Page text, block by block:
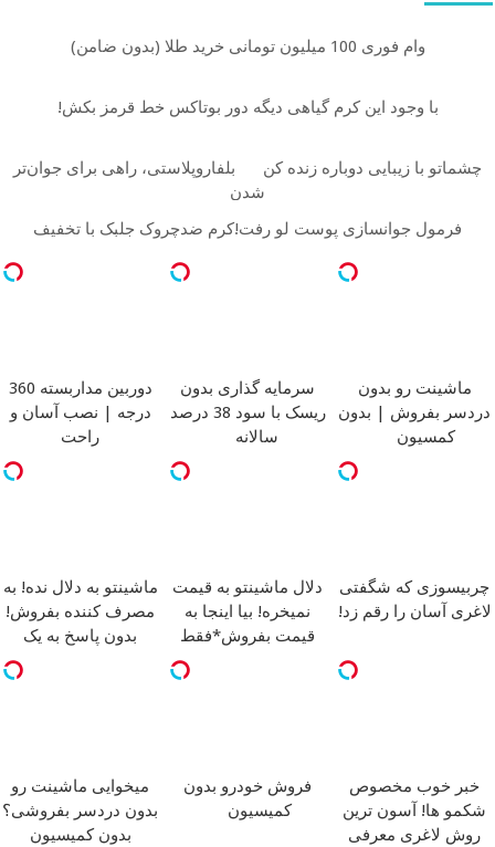
وام فوری 100 میلیون تومانی خرید طلا (بدون ضامن)
با وجود این کرم گیاهی دیگه دور بوتاکس خط قرمز بکش!
چشماتو با زیبایی دوباره زنده کن
بلفاروپلاستی، راهی برای جوان‌تر
شدن
فرمول جوانسازی پوست لو رفت!کرم ضدچروک جلبک با تخفیف
ماشینت رو بدون
دردسر بفروش | بدون
کمسیون
سرمایه گذاری بدون
ریسک با سود 38 درصد
سالانه
دوربین مداربسته 360
درجه | نصب آسان و
راحت
چربیسوزی که شگفتی
لاغری آسان را رقم زد!
دلال ماشینتو به قیمت
نمیخره! بیا اینجا به
قیمت بفروش*فقط
ماشینتو به دلال نده! به
مصرف کننده بفروش!
بدون پاسخ به یک
خبر خوب مخصوص
شکمو ها! آسون ترین
روش لاغری معرفی
فروش خودرو بدون
کمیسیون
میخوایی ماشینت رو
بدون دردسر بفروشی؟
بدون کمیسیون